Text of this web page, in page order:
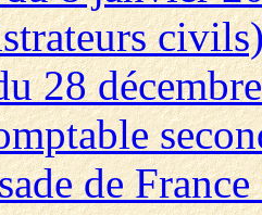
28
de